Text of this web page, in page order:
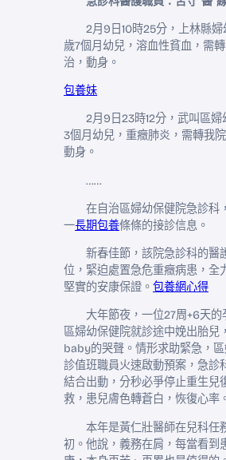
2月9日10時25分，上林縣
歲7個月幼兒，溶血性貧血，需
治，動身。
包養妹
2月9日23時12分，武叫區婦
3個月幼兒，重癥肺炎，需轉我院
動身。
……
在自治區婦幼保健院急診科
一長期包養條條的接診信息。
新春佳節，該院急診科的醫
位，緊迫處置急危重癥病患，全
堅實的安康保證。 包養網心得
大年節夜，一位27周+6天的
區婦幼保健院就診途中娩出胎兒
baby的哭聲。情形求助緊急，
診值班職員火速啟動預案，急診
結合出動，分秒必爭停止重生兒
救，患兒膚色轉蒼白，恢復心率
本年是黃仁壯醫師在兒科任
初。他說，義務在肩，每當看到